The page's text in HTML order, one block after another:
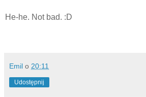
He-he. Not bad. :D
Emil o 20:11
Udostępnij